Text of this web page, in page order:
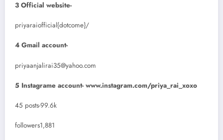
3 Official website-
priyaraiofficial{dotcome}/
4 Gmail account-
priyaanjalirai35@yahoo.com
5 Instagrame account- www.instagram.com/priya_rai_xoxo
45 posts-99.6k
followers1,881